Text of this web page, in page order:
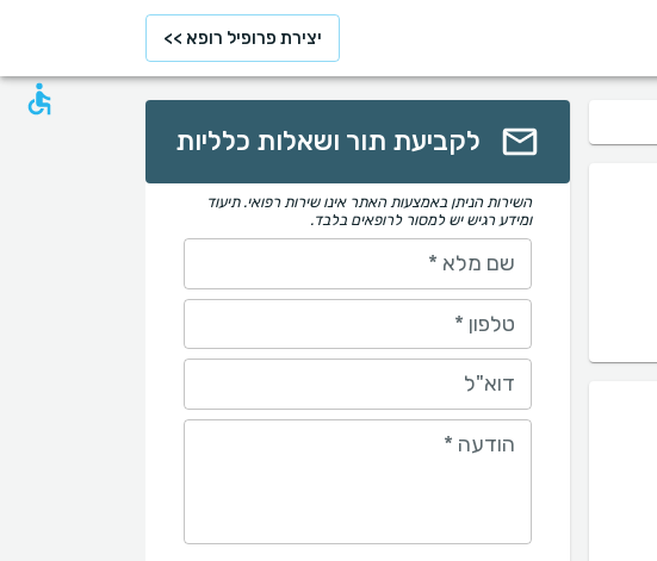
יצירת פרופיל רופא >>
לקביעת תור ושאלות כלליות
השירות הניתן באמצעות האתר אינו שירות רפואי. תיעוד
ומידע רגיש יש למסור לרופאים בלבד.
שם מלא *
טלפון *
דוא"ל
הודעה *